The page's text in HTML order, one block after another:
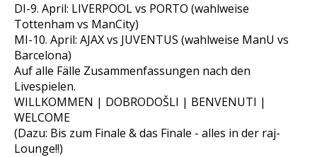
DI-9. April: LIVERPOOL vs PORTO (wahlweise
Tottenham vs ManCity)
MI-10. April: AJAX vs JUVENTUS (wahlweise ManU vs
Barcelona)
Auf alle Fälle Zusammenfassungen nach den
Livespielen.
WILLKOMMEN | DOBRODOŠLI | BENVENUTI |
WELCOME
(Dazu: Bis zum Finale & das Finale - alles in der raj-
Lounge!!)